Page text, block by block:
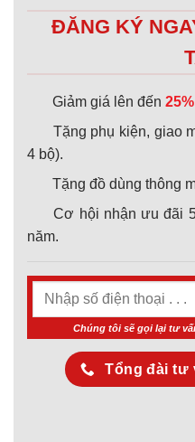
ĐĂNG KÝ
Giảm giá lên đến 25%
Tặng phụ kiện, giao
4 bộ).
Tặng đồ dùng thông
Cơ hội nhận ưu đãi
năm.
Chúng tôi sẽ gọi lại tư
Tổng đài tư